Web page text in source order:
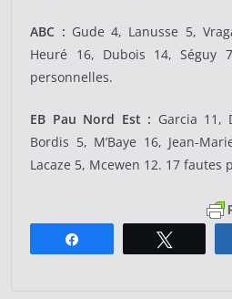
ABC : Gude 4, Lanusse 5,
Heuré 16, Dubois 14, Séguy
personnelles.
EB Pau Nord Est : Garcia 11,
Bordis 5, M’Baye 16, Jean-
Lacaze 5, Mcewen 12. 17 fautes